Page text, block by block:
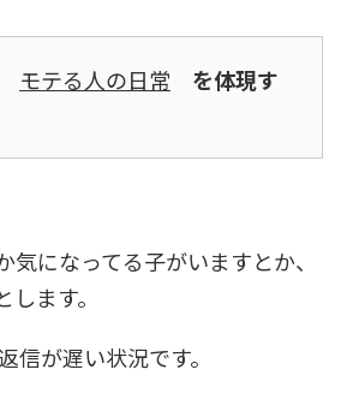
モテる人の日常 を体現す
気になってる子がいますとか、
ます。
信が遅い状況です。